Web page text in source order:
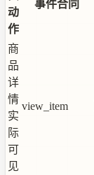
动
作
事件合同
商
品
详
情
实
际
可
见
view_item